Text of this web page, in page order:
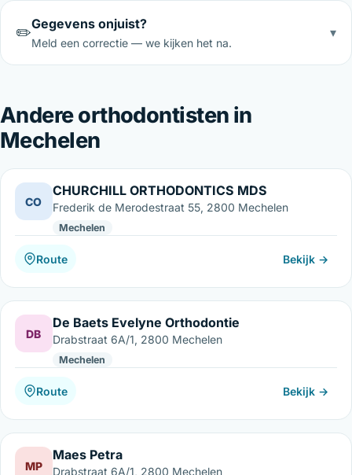
✏️Gegevens onjuist?
Meld een correctie — we kijken het na.
▾
Andere orthodontisten in
Mechelen
CO
CHURCHILL ORTHODONTICS MDS
Frederik de Merodestraat 55, 2800 Mechelen
Mechelen
Route Bekijk →
DB
De Baets Evelyne Orthodontie
Drabstraat 6A/1, 2800 Mechelen
Mechelen
Route Bekijk →
MP
Maes Petra
Drabstraat 6A/1, 2800 Mechelen